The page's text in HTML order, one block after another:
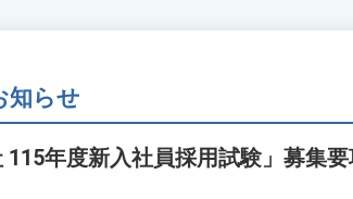
知らせ
115年度新入社員採用試験」募集